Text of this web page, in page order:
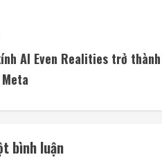
AI Even Realities trở
bình luận